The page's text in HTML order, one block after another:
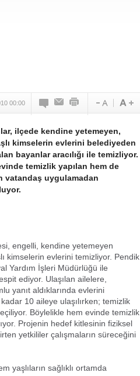
00:00
ilçede kendine yetemeyen,
kimselerin evlerini belediyeden
bayanlar aracılığı ile temizliyor.
temizlik yapılan hem de
vatandaş uygulamadan
engelli, kendine yetemeyen
kimselerin evlerini temizliyor. Pendik
Yardım İşleri Müdürlüğü ile
ediyor. Ulaşılan ailelere,
yanıt aldıklarında evlerini
10 aileye ulaşılırken; temizlik
Böylelikle hem evinde temizlik
Projenin hedef kitlesinin fiziksel
yetkililer çalışmaların süreceğini
yaşlıların sağlıklı ortamda